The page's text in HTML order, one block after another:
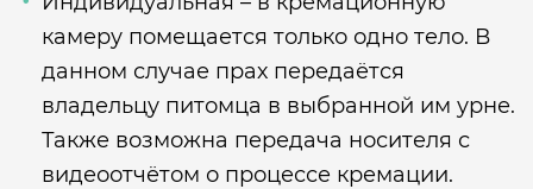
камеру помещается только одно тело. В
данном случае прах передаётся
владельцу питомца в выбранной им урне.
Также возможна передача носителя с
видеоотчётом о процессе кремации.